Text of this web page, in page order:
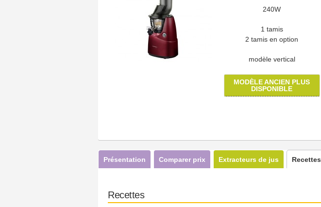
240W
1 tamis
2 tamis en option
modèle vertical
MODÈLE ANCIEN PLUS
DISPONIBLE
Présentation Comparer prix Extracteurs de jus Recettes
Recettes